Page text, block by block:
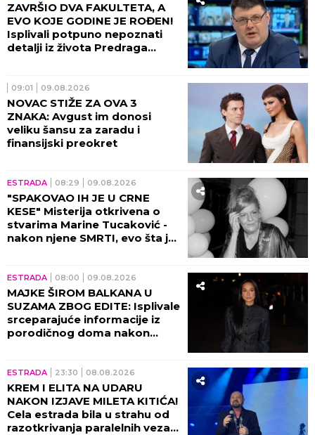
ZAVRŠIO DVA FAKULTETA, A
EVO KOJE GODINE JE ROĐEN!
Isplivali potpuno nepoznati
detalji iz života Predraga
09:01 09.08.2026
NOVAC STIŽE ZA OVA 3
ZNAKA: Avgust im donosi
veliku šansu za zaradu i
finansijski preokret
ESTRADA 08:29 09.08.2026
"SPAKOVAO IH JE U CRNE
KESE" Misterija otkrivena o
stvarima Marine Tucaković -
nakon njene SMRTI, evo šta je
ESTRADA 08:00 09.08.2026
MAJKE ŠIROM BALKANA U
SUZAMA ZBOG EDITE: Isplivale
srceparajuće informacije iz
porodičnog doma nakon
ESTRADA 23:30 08.08.2026
KREM I ELITA NA UDARU
NAKON IZJAVE MILETA KITIĆA!
Cela estrada bila u strahu od
razotkrivanja paralelnih veza